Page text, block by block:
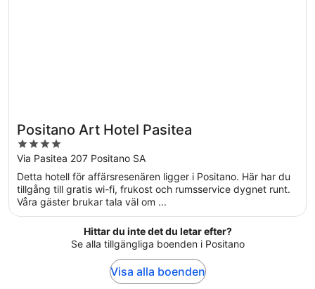
Positano Art Hotel Pasitea
4
out
of
5
Via Pasitea 207 Positano SA
Detta hotell för affärsresenären ligger i Positano. Här har du
tillgång till gratis wi-fi, frukost och rumsservice dygnet runt.
Våra gäster brukar tala väl om ...
Hittar du inte det du letar efter?
Se alla tillgängliga boenden i Positano
Visa alla boenden